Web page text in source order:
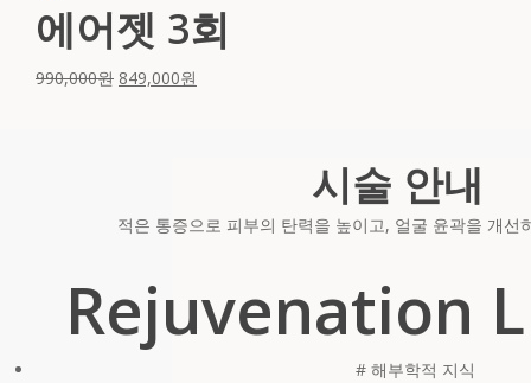
에어젯 3회
990,000원 849,000원
시술 안내
적은 통증으로 피부의 탄력을 높이고, 얼굴 윤곽을 개선
Rejuvenation
# 해부학적 지식